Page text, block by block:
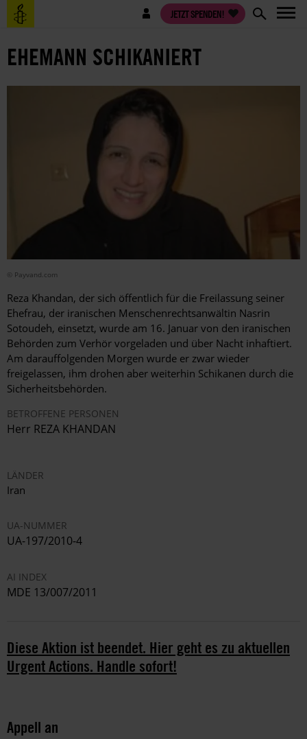
Direkt
zum
Benutzermenü JETZT SPENDEN!
EHEMANN SCHIKANIERT
© Payvand.com
Reza Khandan, der sich öffentlich für die Freilassung seiner
Ehefrau, der iranischen Menschenrechtsanwältin Nasrin
Sotoudeh, einsetzt, wurde am 16. Januar von den iranischen
Behörden zum Verhör vorgeladen und über Nacht inhaftiert.
Am darauffolgenden Morgen wurde er zwar wieder
freigelassen, ihm drohen aber weiterhin Schikanen durch die
Sicherheitsbehörden.
BETROFFENE PERSONEN
Herr REZA KHANDAN
LÄNDER
Iran
UA-NUMMER
UA-197/2010-4
AI INDEX
MDE 13/007/2011
Diese Aktion ist beendet. Hier geht es zu aktuellen
Urgent Actions. Handle sofort!
Appell an